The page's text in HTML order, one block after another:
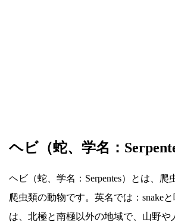
ヘビ（蛇、学名：
ヘビ（蛇、学名：Serpentes）とは、
爬虫類の動物です。英名では：snake
は、北極と南極以外の地域で、山野や